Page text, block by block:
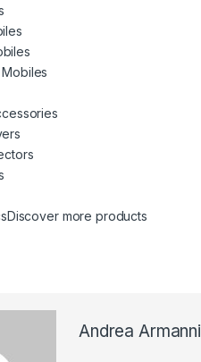
Discover more products
Andrea Armanni